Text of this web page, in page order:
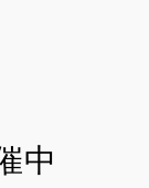
中